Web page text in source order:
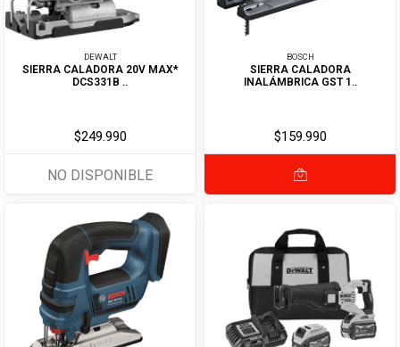
DEWALT
SIERRA CALADORA 20V MAX*
DCS331B ..
$249.990
NO DISPONIBLE
BOSCH
SIERRA CALADORA
INALÁMBRICA GST 1..
$159.990